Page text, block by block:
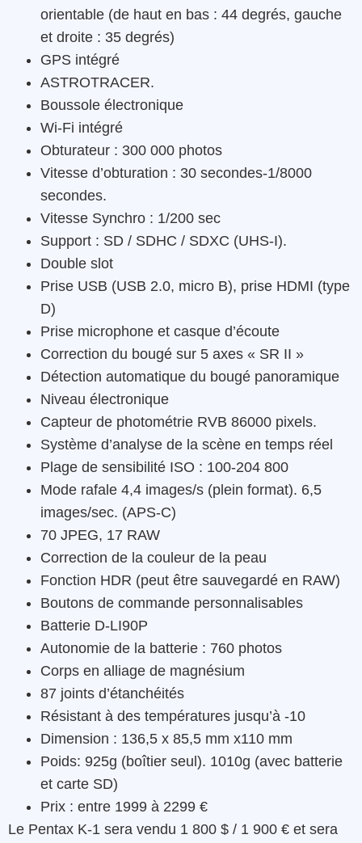
orientable (de haut en bas : 44 degrés, gauche
et droite : 35 degrés)
GPS intégré
ASTROTRACER.
Boussole électronique
Wi-Fi intégré
Obturateur : 300 000 photos
Vitesse d’obturation : 30 secondes-1/8000
secondes.
Vitesse Synchro : 1/200 sec
Support : SD / SDHC / SDXC (UHS-I).
Double slot
Prise USB (USB 2.0, micro B), prise HDMI (type
D)
Prise microphone et casque d’écoute
Correction du bougé sur 5 axes « SR II »
Détection automatique du bougé panoramique
Niveau électronique
Capteur de photométrie RVB 86000 pixels.
Système d’analyse de la scène en temps réel
Plage de sensibilité ISO : 100-204 800
Mode rafale 4,4 images/s (plein format). 6,5
images/sec. (APS-C)
70 JPEG, 17 RAW
Correction de la couleur de la peau
Fonction HDR (peut être sauvegardé en RAW)
Boutons de commande personnalisables
Batterie D-LI90P
Autonomie de la batterie : 760 photos
Corps en alliage de magnésium
87 joints d’étanchéités
Résistant à des températures jusqu’à -10
Dimension : 136,5 x 85,5 mm x110 mm
Poids: 925g (boîtier seul). 1010g (avec batterie
et carte SD)
Prix ​​: entre 1999 à 2299 €
Le Pentax K-1 sera vendu 1 800 $ / 1 900 € et sera